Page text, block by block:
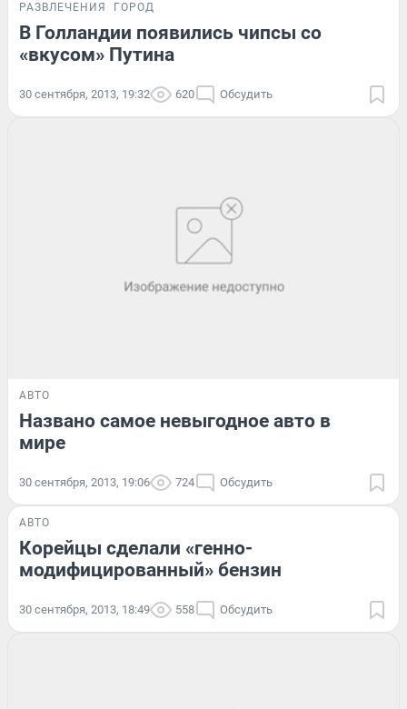
РАЗВЛЕЧЕНИЯ ГОРОД
В Голландии появились чипсы со
«вкусом» Путина
30 сентября, 2013, 19:32 620 Обсудить
АВТО
Названо самое невыгодное авто в
мире
30 сентября, 2013, 19:06 724 Обсудить
АВТО
Корейцы сделали «генно-
модифицированный» бензин
30 сентября, 2013, 18:49 558 Обсудить